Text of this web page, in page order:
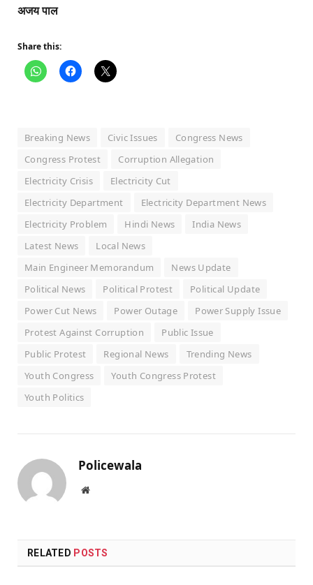
अजय पाल
Share this:
Breaking News Civic Issues
Congress News
Congress Protest
Corruption Allegation
Electricity Crisis
Electricity Cut
Electricity Department
Electricity Department News
Electricity Problem
Hindi News
India News
Latest News
Local News
Main Engineer Memorandum
News Update
Political News
Political Protest
Political Update
Power Cut News
Power Outage
Power Supply Issue
Protest Against Corruption
Public Issue
Public Protest
Regional News
Trending News
Youth Congress
Youth Congress Protest
Youth Politics
Policewala
Website
RELATED POSTS